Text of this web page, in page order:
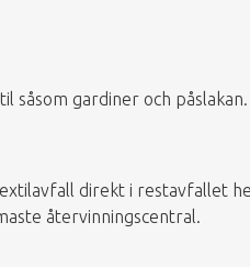
såsom gardiner och påslakan.
direkt i restavfallet
återvinningscentral.